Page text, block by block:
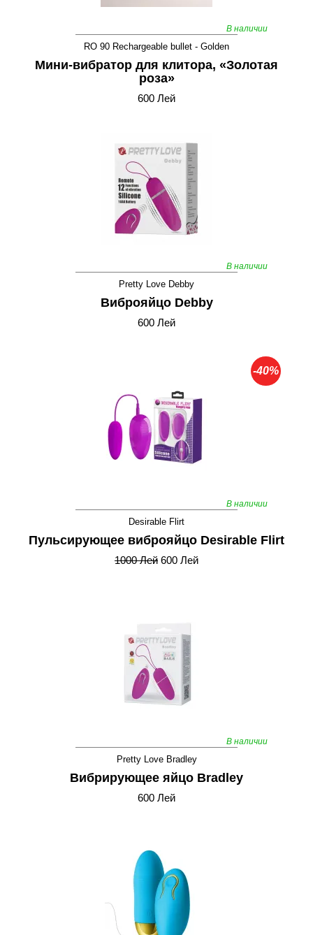
В наличии
RO 90 Rechargeable bullet - Golden
Мини-вибратор для клитора, «Золотая
роза»
600 Лей
В наличии
Pretty Love Debby
Виброяйцо Debby
600 Лей
В наличии
-40%
Desirable Flirt
Пульсирующее виброяйцо Desirable Flirt
1000 Лей 600 Лей
В наличии
Pretty Love Bradley
Вибрирующее яйцо Bradley
600 Лей